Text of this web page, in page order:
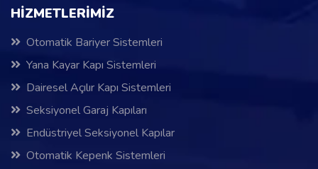
HİZMETLERİMİZ
Otomatik Bariyer Sistemleri
Yana Kayar Kapı Sistemleri
Dairesel Açılır Kapı Sistemleri
Seksiyonel Garaj Kapıları
Endüstriyel Seksiyonel Kapılar
Otomatik Kepenk Sistemleri